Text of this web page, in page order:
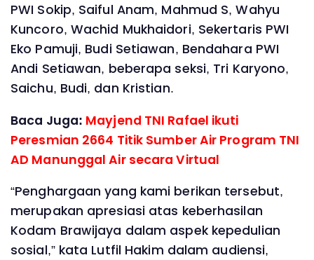
PWI Sokip, Saiful Anam, Mahmud S, Wahyu
Kuncoro, Wachid Mukhaidori, Sekertaris PWI
Eko Pamuji, Budi Setiawan, Bendahara PWI
Andi Setiawan, beberapa seksi, Tri Karyono,
Saichu, Budi, dan Kristian.
Baca Juga: Mayjend TNI Rafael ikuti
Peresmian 2664 Titik Sumber Air Program TNI
AD Manunggal Air secara Virtual
“Penghargaan yang kami berikan tersebut,
merupakan apresiasi atas keberhasilan
Kodam Brawijaya dalam aspek kepedulian
sosial,” kata Lutfil Hakim dalam audiensi,